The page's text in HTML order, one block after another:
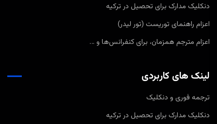
دنکلیک مدارک برای تحصیل در ترکیه
اعزام راهنمای توریست (تور لیدر)
اعزام مترجم همزمان، برای کنفرانس‌ها و …
لینک های کاربردی
ترجمه فوری و دنکلیک
دنکلیک مدارک برای تحصیل در ترکیه